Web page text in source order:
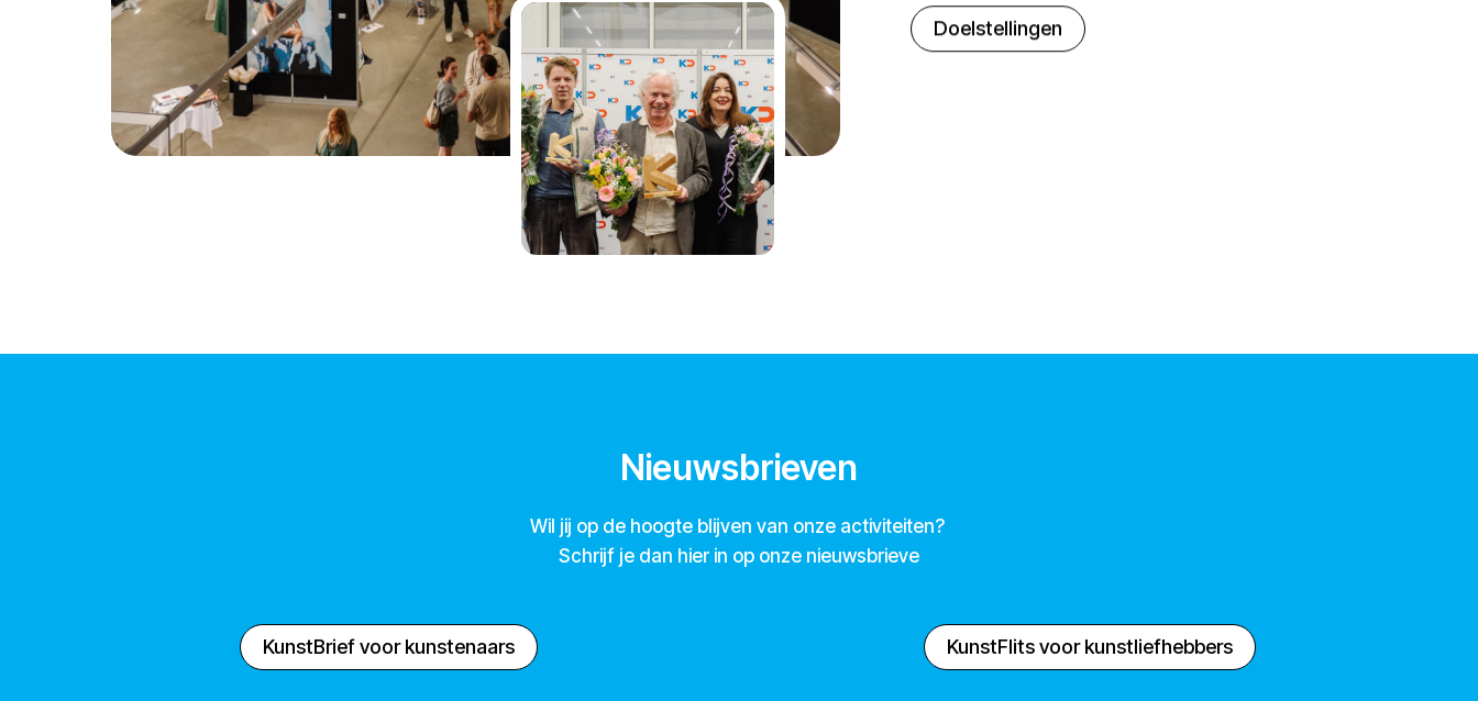
Doelstellingen
Nieuwsbrieven
Wil jij op de hoogte blijven van onze activiteiten?
Schrijf je dan hier in op onze nieuwsbrieve
KunstBrief voor kunstenaars KunstFlits voor kunstliefhebbers